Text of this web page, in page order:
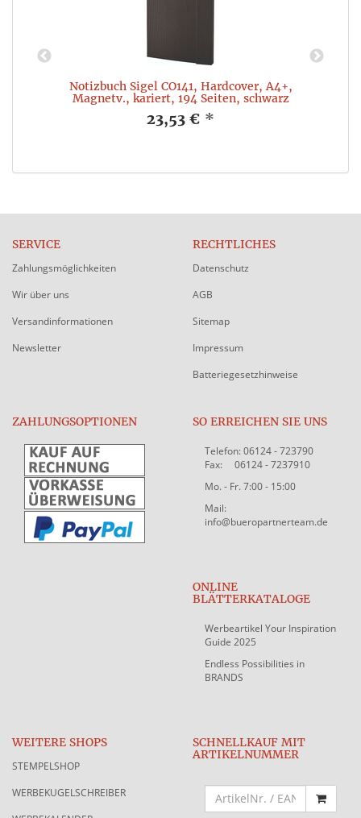
Notizbuch Sigel CO141, Hardcover, A4+,
Magnetv., kariert, 194 Seiten, schwarz
23,53 € *
SERVICE
Zahlungsmöglichkeiten
Wir über uns
Versandinformationen
Newsletter
RECHTLICHES
Datenschutz
AGB
Sitemap
Impressum
Batteriegesetzhinweise
ZAHLUNGSOPTIONEN SO ERREICHEN SIE UNS
Telefon: 06124 - 723790
Fax: 06124 - 7237910
Mo. - Fr. 7:00 - 15:00
Mail:
info@bueropartnerteam.de
ONLINE
BLÄTTERKATALOGE
Werbeartikel Your Inspiration
Guide 2025
Endless Possibilities in
BRANDS
WEITERE SHOPS
STEMPELSHOP
WERBEKUGELSCHREIBER
SCHNELLKAUF MIT
ARTIKELNUMMER